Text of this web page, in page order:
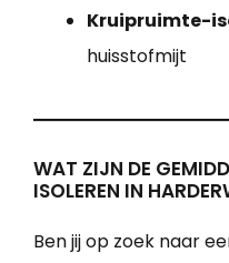
Kruipruimte-
huisstofmijt
WAT ZIJN DE
ISOLEREN IN
Ben jij op zoek naar